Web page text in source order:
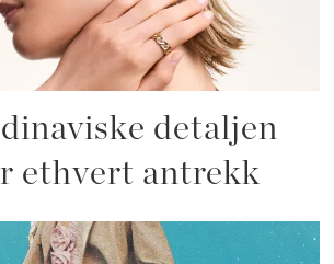
detaljen
ethvert antrekk